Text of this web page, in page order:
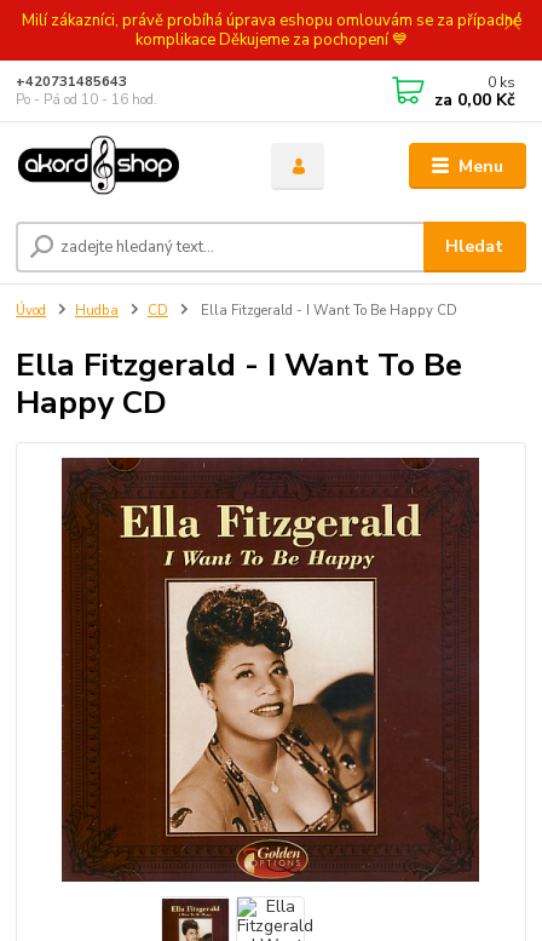
Milí zákazníci, právě probíhá úprava eshopu omlouvám se za případné
komplikace Děkujeme za pochopení 💙
Menu
Hledat
+420731485643
Po - Pá od 10 - 16 hod.
0 ks
za 0,00 Kč
Úvod Hudba CD Ella Fitzgerald - I Want To Be Happy CD
Ella Fitzgerald - I Want To Be
Happy CD